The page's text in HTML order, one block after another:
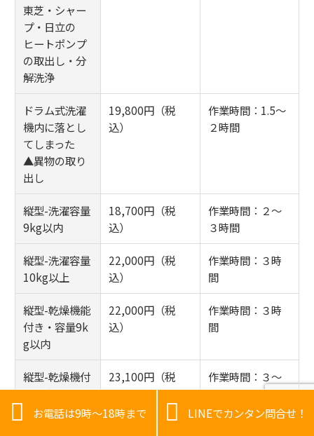
東芝・シャー
プ・日立の
ヒートポンプ
の取出し・分
解洗浄
ドラム式洗濯
機内に落とし
てしまった
▲異物の取り
出し
19,800円（税
込）
作業時間：1.5～
２時間
縦型-洗濯容量
9kg以内
18,700円（税
込）
作業時間：２～
３時間
縦型-洗濯容量
10kg以上
22,000円（税
込）
作業時間：３時
間
縦型-乾燥機能
付き・容量9k
g以内
22,000円（税
込）
作業時間：３時
間
縦型-乾燥機付
き・容量10kg
以上
23,100円（税
込）
作業時間：３～
４時間
 お電話は9時～18時まで  LINEでカンタン問合せ！